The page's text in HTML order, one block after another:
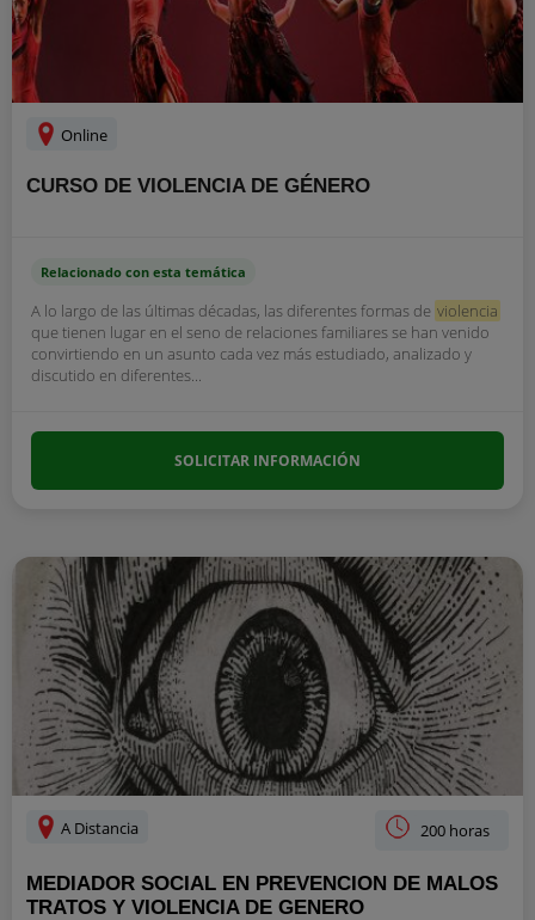
Online
CURSO DE VIOLENCIA DE GÉNERO
Relacionado con esta temática
A lo largo de las últimas décadas, las diferentes formas de violencia
que tienen lugar en el seno de relaciones familiares se han venido
convirtiendo en un asunto cada vez más estudiado, analizado y
discutido en diferentes...
SOLICITAR INFORMACIÓN
A Distancia 200 horas
MEDIADOR SOCIAL EN PREVENCION DE MALOS
TRATOS Y VIOLENCIA DE GENERO